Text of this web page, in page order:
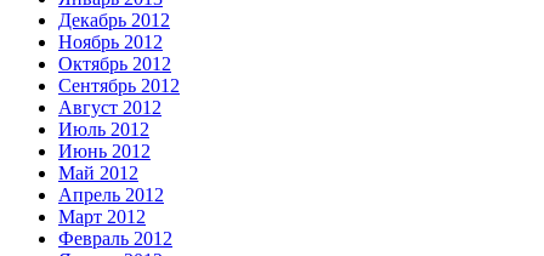
Декабрь 2012
Ноябрь 2012
Октябрь 2012
Сентябрь 2012
Август 2012
Июль 2012
Июнь 2012
Май 2012
Апрель 2012
Март 2012
Февраль 2012